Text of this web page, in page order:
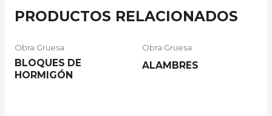
PRODUCTOS RELACIONADOS
Obra Gruesa
BLOQUES DE
HORMIGÓN
Obra Gruesa
ALAMBRES